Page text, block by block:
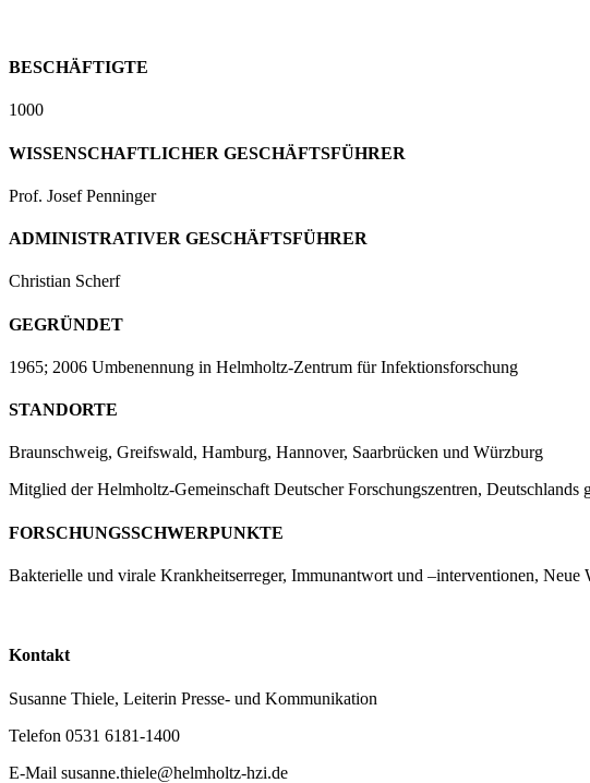
BESCHÄFTIGTE
1000
WISSENSCHAFTLICHER GESCHÄFTSFÜHRER
Prof. Josef Penninger
ADMINISTRATIVER GESCHÄFTSFÜHRER
Christian Scherf
GEGRÜNDET
1965; 2006 Umbenennung in Helmholtz-Zentrum für Infektionsforschung
STANDORTE
Braunschweig, Greifswald, Hamburg, Hannover, Saarbrücken und Würzburg
Mitglied der Helmholtz-Gemeinschaft Deutscher Forschungszentren, Deutschlands
FORSCHUNGSSCHWERPUNKTE
Bakterielle und virale Krankheitserreger, Immunantwort und –interventionen, Neue
Kontakt
Susanne Thiele, Leiterin Presse- und Kommunikation
Telefon 0531 6181-1400
E-Mail susanne.thiele@helmholtz-hzi.de